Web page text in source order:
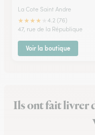
La Cote Saint Andre
★★★★
4.2 (76)
47, rue de la République
Voir la boutique
Ils ont fait livrer